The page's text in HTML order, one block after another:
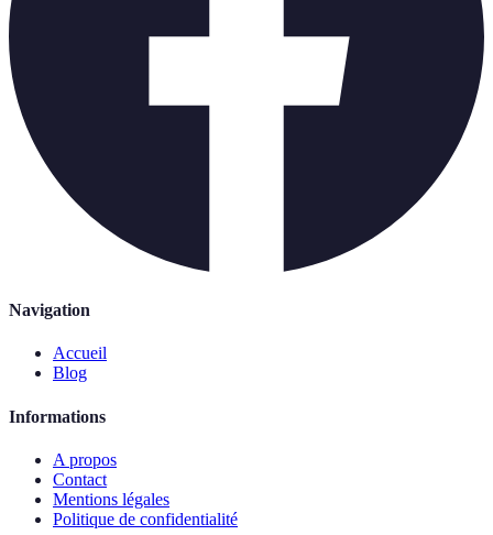
Navigation
Accueil
Blog
Informations
A propos
Contact
Mentions légales
Politique de confidentialité